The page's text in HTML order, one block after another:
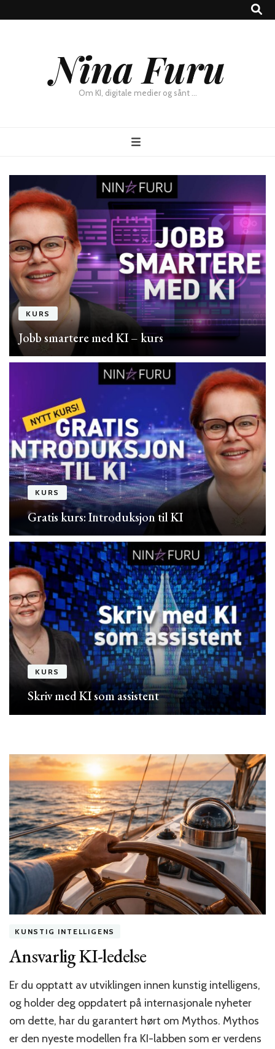
Nina Furu
Om KI, digitale medier og sånt …
KURS
Jobb smartere med KI – kurs
KURS
Gratis kurs: Introduksjon til KI
KURS
Skriv med KI som assistent
KUNSTIG INTELLIGENS
Ansvarlig KI-ledelse
Er du opptatt av utviklingen innen kunstig intelligens,
og holder deg oppdatert på internasjonale nyheter
om dette, har du garantert hørt om Mythos. Mythos
er den nyeste modellen fra KI-labben som er verdens